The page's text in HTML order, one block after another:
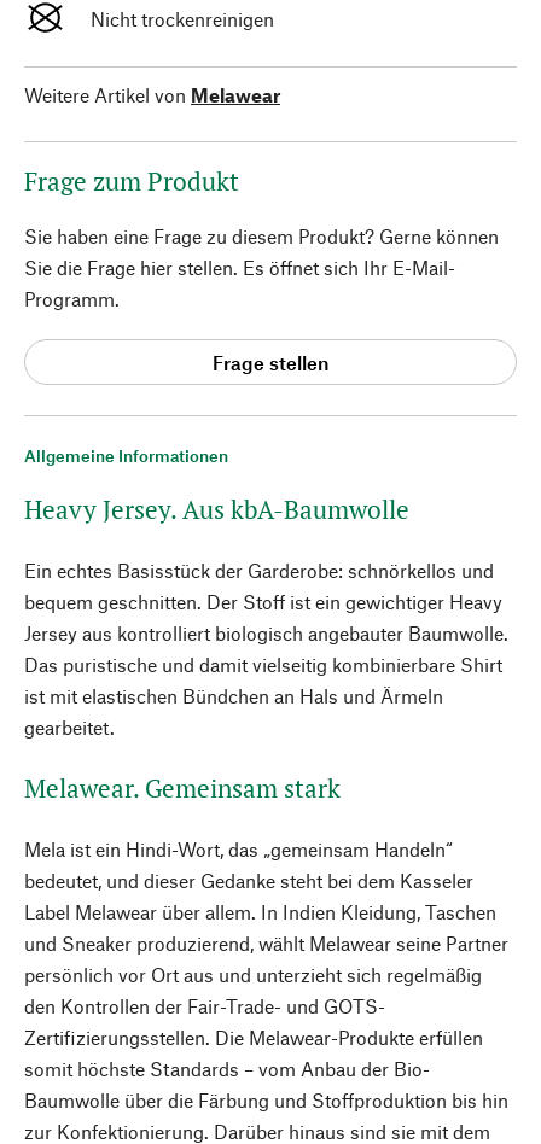
Allgemeine Informationen
Heavy Jersey. Aus kbA-Baumwolle
Ein echtes Basisstück der Garderobe: schnörkellos und
bequem geschnitten. Der Stoff ist ein gewichtiger Heavy
Jersey aus kontrolliert biologisch angebauter Baumwolle.
Das puristische und damit vielseitig kombinierbare Shirt
ist mit elastischen Bündchen an Hals und Ärmeln
gearbeitet.
Melawear. Gemeinsam stark
Mela ist ein Hindi-Wort, das „gemeinsam Handeln“
bedeutet, und dieser Gedanke steht bei dem Kasseler
Label Melawear über allem. In Indien Kleidung, Taschen
und Sneaker produzierend, wählt Melawear seine Partner
persönlich vor Ort aus und unterzieht sich regelmäßig
den Kontrollen der Fair-Trade- und GOTS-
Zertifizierungsstellen. Die Melawear-Produkte erfüllen
somit höchste Standards – vom Anbau der Bio-
Baumwolle über die Färbung und Stoffproduktion bis hin
zur Konfektionierung. Darüber hinaus sind sie mit dem
Nicht trockenreinigen
Weitere Artikel von Melawear
Frage zum Produkt
Sie haben eine Frage zu diesem Produkt? Gerne können
Sie die Frage hier stellen. Es öffnet sich Ihr E-Mail-
Programm.
Frage stellen